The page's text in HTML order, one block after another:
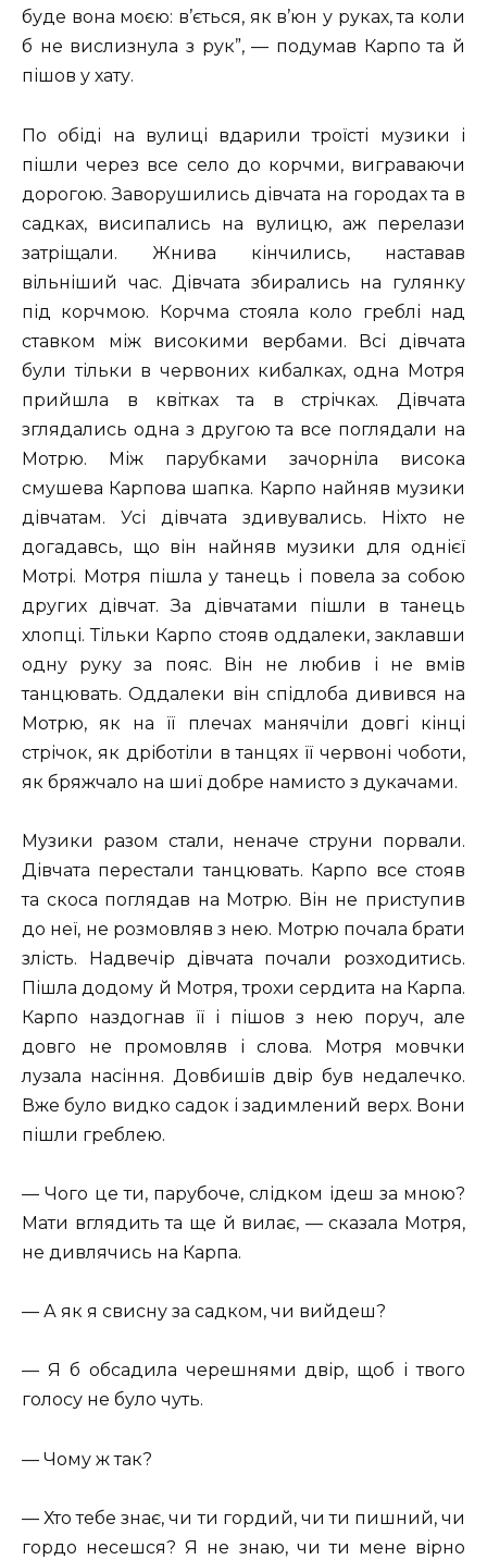
буде вона моєю: в’ється, як в’юн у руках, та коли
б не вислизнула з рук”, — подумав Карпо та й
пішов у хату.
По обіді на вулиці вдарили троїсті музики і
пішли через все село до корчми, виграваючи
дорогою. Заворушились дівчата на городах та в
садках, висипались на вулицю, аж перелази
затріщали. Жнива кінчились, наставав
вільніший час. Дівчата збирались на гулянку
під корчмою. Корчма стояла коло греблі над
ставком між високими вербами. Всі дівчата
були тільки в червоних кибалках, одна Мотря
прийшла в квітках та в стрічках. Дівчата
зглядались одна з другою та все поглядали на
Мотрю. Між парубками зачорніла висока
смушева Карпова шапка. Карпо найняв музики
дівчатам. Усі дівчата здивувались. Ніхто не
догадавсь, що він найняв музики для однієї
Мотрі. Мотря пішла у танець і повела за собою
других дівчат. За дівчатами пішли в танець
хлопці. Тільки Карпо стояв оддалеки, заклавши
одну руку за пояс. Він не любив і не вмів
танцювать. Оддалеки він спідлоба дивився на
Мотрю, як на її плечах манячіли довгі кінці
стрічок, як дріботіли в танцях її червоні чоботи,
як бряжчало на шиї добре намисто з дукачами.
Музики разом стали, неначе струни порвали.
Дівчата перестали танцювать. Карпо все стояв
та скоса поглядав на Мотрю. Він не приступив
до неї, не розмовляв з нею. Мотрю почала брати
злість. Надвечір дівчата почали розходитись.
Пішла додому й Мотря, трохи сердита на Карпа.
Карпо наздогнав її і пішов з нею поруч, але
довго не промовляв і слова. Мотря мовчки
лузала насіння. Довбишів двір був недалечко.
Вже було видко садок і задимлений верх. Вони
пішли греблею.
— Чого це ти, парубоче, слідком ідеш за мною?
Мати вглядить та ще й вилає, — сказала Мотря,
не дивлячись на Карпа.
— А як я свисну за садком, чи вийдеш?
— Я б обсадила черешнями двір, щоб і твого
голосу не було чуть.
— Чому ж так?
— Хто тебе знає, чи ти гордий, чи ти пишний, чи
гордо несешся? Я не знаю, чи ти мене вірно